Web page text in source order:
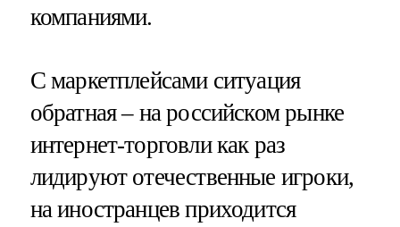
компаниями.
С маркетплейсами ситуация
обратная – на российском рынке
интернет-торговли как раз
лидируют отечественные игроки,
на иностранцев приходится